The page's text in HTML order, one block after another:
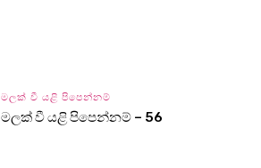
මලක් වී යළි පිපෙන්නම්
මලක් වී යළි පිපෙන්නම් – 56